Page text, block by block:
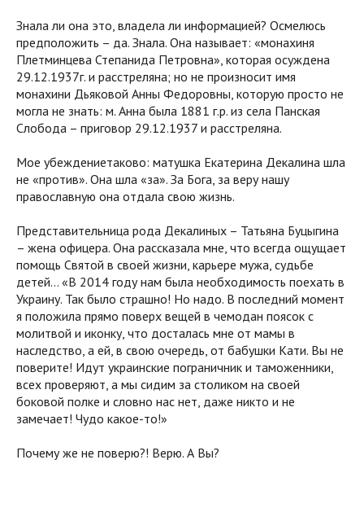
Знала ли она это, владела ли информацией? Осмелюсь
предположить – да. Знала. Она называет: «монахиня
Плетминцева Степанида Петровна», которая осуждена
29.12.1937г. и расстреляна; но не произносит имя
монахини Дьяковой Анны Федоровны, которую просто не
могла не знать: м. Анна была 1881 г.р. из села Панская
Слобода – приговор 29.12.1937 и расстреляна.
Мое убеждениетаково: матушка Екатерина Декалина шла
не «против». Она шла «за». За Бога, за веру нашу
православную она отдала свою жизнь.
Представительница рода Декалиных – Татьяна Буцыгина
– жена офицера. Она рассказала мне, что всегда ощущает
помощь Святой в своей жизни, карьере мужа, судьбе
детей… «В 2014 году нам была необходимость поехать в
Украину. Так было страшно! Но надо. В последний момент
я положила прямо поверх вещей в чемодан поясок с
молитвой и иконку, что досталась мне от мамы в
наследство, а ей, в свою очередь, от бабушки Кати. Вы не
поверите! Идут украинские пограничник и таможенники,
всех проверяют, а мы сидим за столиком на своей
боковой полке и словно нас нет, даже никто и не
замечает! Чудо какое-то!»
Почему же не поверю?! Верю. А Вы?